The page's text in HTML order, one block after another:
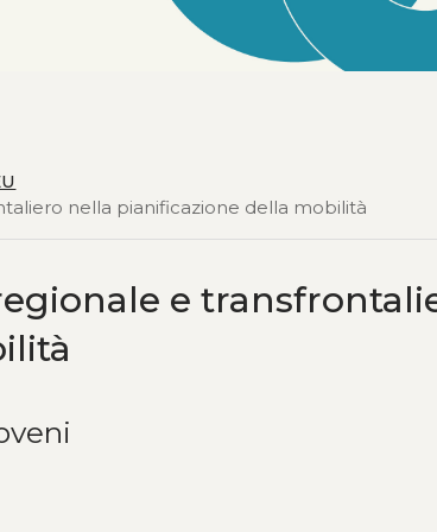
nella pianificazione della mobilità
e